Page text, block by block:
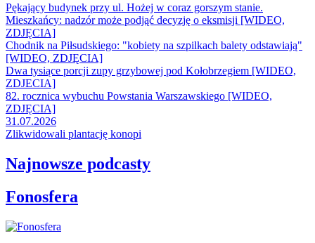
Pękający budynek przy ul. Hożej w coraz gorszym stanie.
Mieszkańcy: nadzór może podjąć decyzję o eksmisji [WIDEO,
ZDJĘCIA]
Chodnik na Piłsudskiego: "kobiety na szpilkach balety odstawiają"
[WIDEO, ZDJĘCIA]
Dwa tysiące porcji zupy grzybowej pod Kołobrzegiem [WIDEO,
ZDJECIA]
82. rocznica wybuchu Powstania Warszawskiego [WIDEO,
ZDJĘCIA]
31.07.2026
Zlikwidowali plantację konopi
Najnowsze podcasty
Fonosfera